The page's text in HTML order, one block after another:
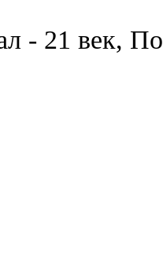
- 21 век,